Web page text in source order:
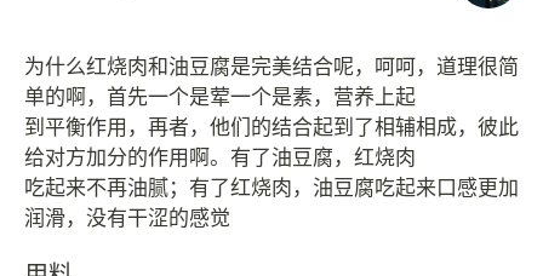
为什么红烧肉和油豆腐是完美结合呢，呵呵，道理很简
单的啊，首先一个是荤一个是素，营养上起
到平衡作用，再者，他们的结合起到了相辅相成，彼此
给对方加分的作用啊。有了油豆腐，红烧肉
吃起来不再油腻；有了红烧肉，油豆腐吃起来口感更加